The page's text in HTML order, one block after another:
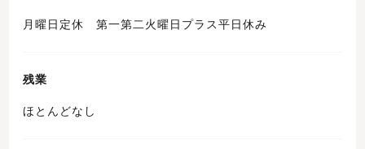
月曜日定休 第一第二火曜日プラス平日休み
残業
ほとんどなし